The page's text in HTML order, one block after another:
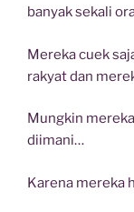
banyak sekali
Mereka cuek
rakyat dan
Mungkin
diimani…
Karena mereka